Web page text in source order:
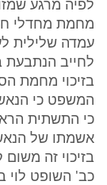
לפיה מרגע
מחמת מחדלי
עמדה שלילית
לחייב הנתבעת
בזיכוי מחמת
המשפט כי
כי התשתית
אשמתו של
בזיכוי זה